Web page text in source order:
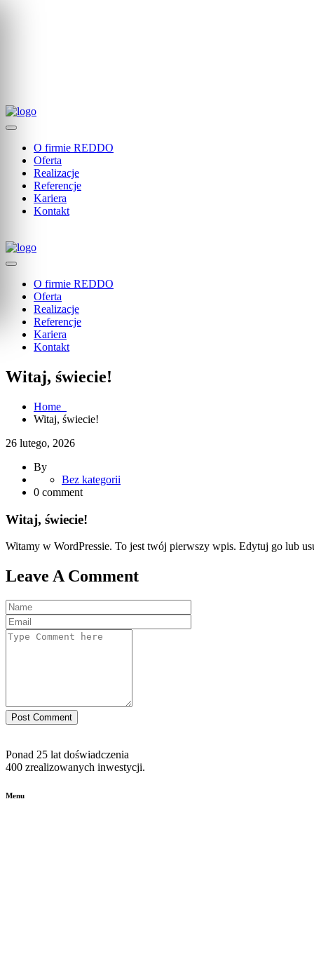
O firmie REDDO
Oferta
Realizacje
Referencje
Kariera
Kontakt
O firmie REDDO
Oferta
Realizacje
Referencje
Kariera
Kontakt
Witaj, świecie!
Home
Witaj, świecie!
26 lutego, 2026
By
Bez kategorii
0 comment
Witaj, świecie!
Witamy w WordPressie. To jest twój pierwszy wpis. Edytuj go lub
Leave A Comment
Post Comment
Ponad 25 lat doświadczenia
400 zrealizowanych inwestycji.
Menu